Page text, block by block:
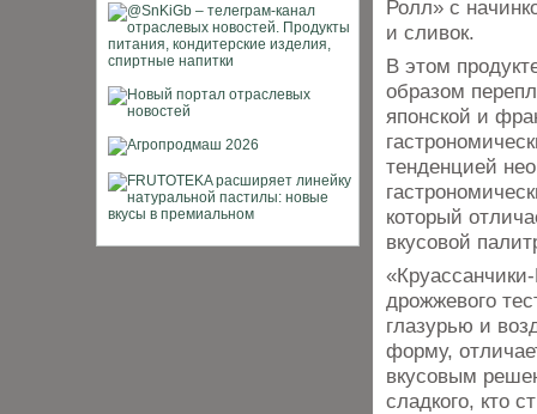
Ролл» с
и сливок.
В этом
образом
японской и
тенденцией
который
вкусовой
дрожжевого
глазурью и
форму,
вкусовым
сладкого, кто